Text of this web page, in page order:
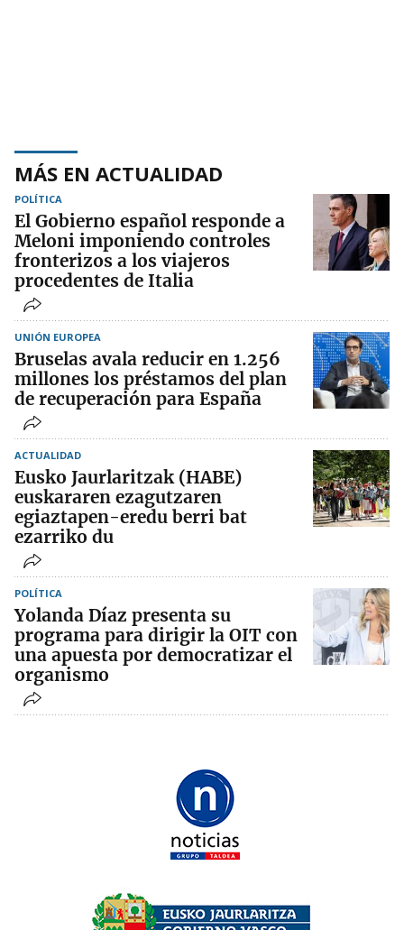
MÁS EN ACTUALIDAD
POLÍTICA
El Gobierno español responde a
Meloni imponiendo controles
fronterizos a los viajeros
procedentes de Italia
UNIÓN EUROPEA
Bruselas avala reducir en 1.256
millones los préstamos del plan
de recuperación para España
ACTUALIDAD
Eusko Jaurlaritzak (HABE)
euskararen ezagutzaren
egiaztapen-eredu berri bat
ezarriko du
POLÍTICA
Yolanda Díaz presenta su
programa para dirigir la OIT con
una apuesta por democratizar el
organismo